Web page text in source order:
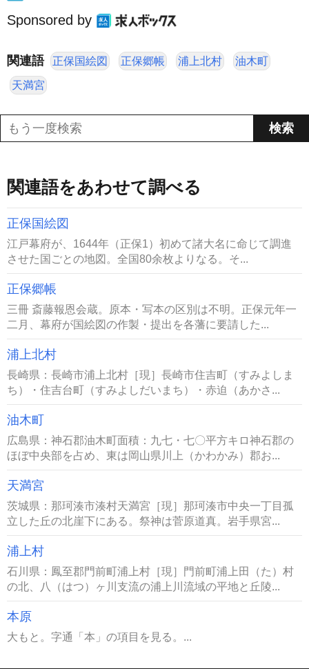
Sponsored by
関連語 正保国絵図 正保郷帳 浦上北村 油木町
天満宮
関連語をあわせて調べる
正保国絵図
江戸幕府が、1644年（正保1）初めて諸大名に命じて調進
させた国ごとの地図。全国80余枚よりなる。そ...
正保郷帳
三冊 斎藤報恩会蔵。原本・写本の区別は不明。正保元年一
二月、幕府が国絵図の作製・提出を各藩に要請した...
浦上北村
長崎県：長崎市浦上北村［現］長崎市住吉町（すみよしま
ち）・住吉台町（すみよしだいまち）・赤迫（あかさ...
油木町
広島県：神石郡油木町面積：九七・七〇平方キロ神石郡の
ほぼ中央部を占め、東は岡山県川上（かわかみ）郡お...
天満宮
茨城県：那珂湊市湊村天満宮［現］那珂湊市中央一丁目孤
立した丘の北崖下にある。祭神は菅原道真。岩手県宮...
浦上村
石川県：鳳至郡門前町浦上村［現］門前町浦上田（た）村
の北、八（はつ）ヶ川支流の浦上川流域の平地と丘陵...
本原
大もと。字通「本」の項目を見る。...